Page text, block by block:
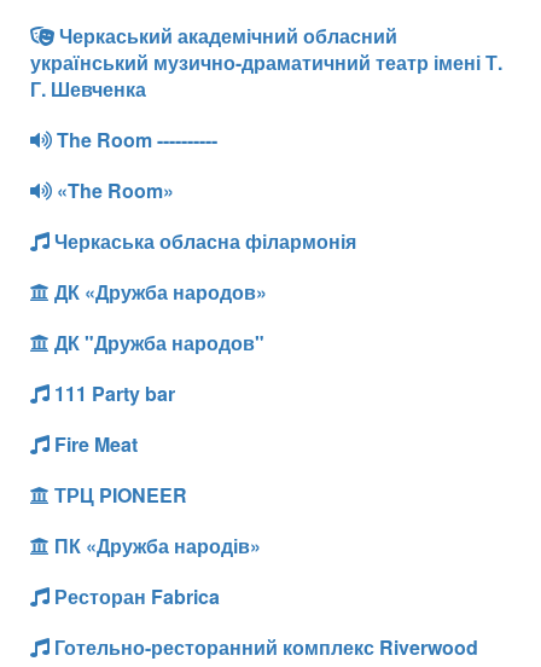
Черкаський академічний обласний
український музично-драматичний театр імені Т.
Г. Шевченка
The Room ----------
«The Room»
Черкаська обласна філармонія
ДК «Дружба народов»
ДК "Дружба народов"
111 Party bar
Fire Meat
ТРЦ PIONEER
ПК «Дружба народів»
Ресторан Fabrica
Готельно-ресторанний комплекс Riverwood